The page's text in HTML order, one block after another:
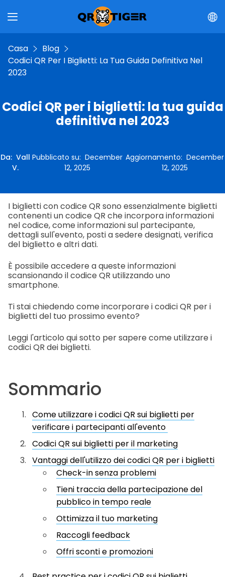
Casa
Blog
Codici QR Per I Biglietti: La Tua Guida Definitiva Nel
2023
Codici QR per i biglietti: la tua guida
definitiva nel 2023
Da: Vall
V.
Pubblicato su:December
12, 2025
Aggiornamento: December
12, 2025
I biglietti con codice QR sono essenzialmente biglietti
contenenti un codice QR che incorpora informazioni
nel codice, come informazioni sul partecipante,
dettagli sull'evento, posti a sedere designati, verifica
del biglietto e altri dati.
È possibile accedere a queste informazioni
scansionando il codice QR utilizzando uno
smartphone.
Ti stai chiedendo come incorporare i codici QR per i
biglietti del tuo prossimo evento?
Leggi l'articolo qui sotto per sapere come utilizzare i
codici QR dei biglietti.
Sommario
Come utilizzare i codici QR sui biglietti per
verificare i partecipanti all'evento
Codici QR sui biglietti per il marketing
Vantaggi dell'utilizzo dei codici QR per i biglietti
Check-in senza problemi
Tieni traccia della partecipazione del
pubblico in tempo reale
Ottimizza il tuo marketing
Raccogli feedback
Offri sconti e promozioni